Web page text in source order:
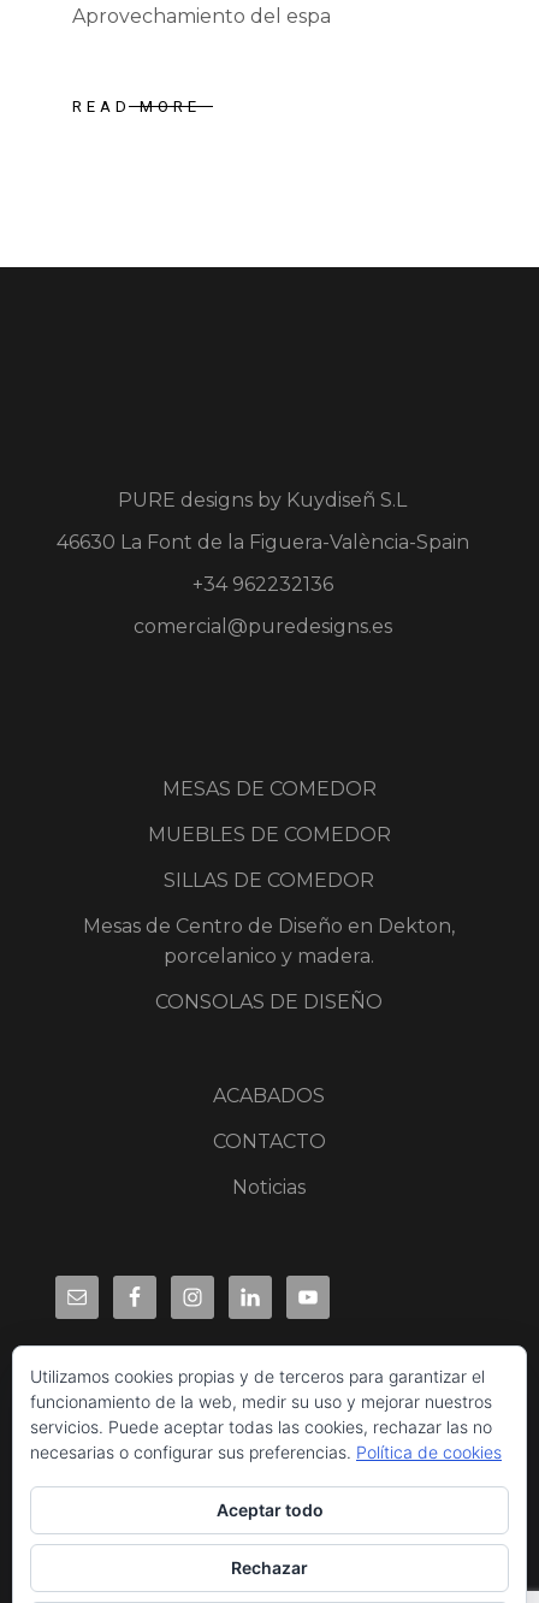
Aprovechamiento del espa
READ MORE
PURE designs by Kuydiseñ S.L
46630 La Font de la Figuera-València-Spain
+34 962232136
comercial@puredesigns.es
MESAS DE COMEDOR
MUEBLES DE COMEDOR
SILLAS DE COMEDOR
Mesas de Centro de Diseño en Dekton,
porcelanico y madera.
CONSOLAS DE DISEÑO
ACABADOS
CONTACTO
Noticias
Utilizamos cookies propias y de terceros para garantizar el
funcionamiento de la web, medir su uso y mejorar nuestros
servicios. Puede aceptar todas las cookies, rechazar las no
necesarias o configurar sus preferencias. Política de cookies
Aceptar todo
Rechazar